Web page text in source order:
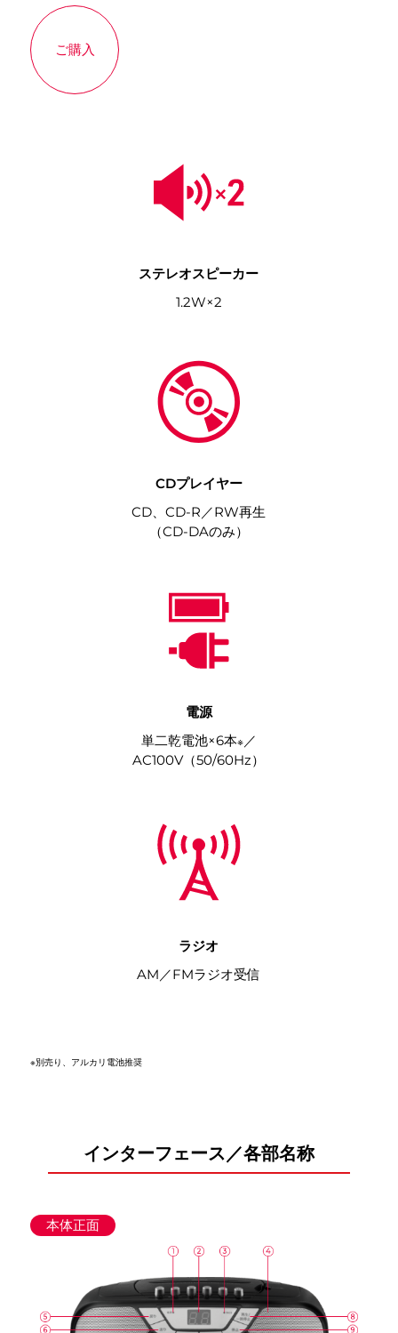
ご購入
ステレオスピーカー
1.2W×2
CDプレイヤー
CD、CD-R／RW再生
（CD-DAのみ）
電源
単二乾電池×6本※／
AC100V（50/60Hz）
ラジオ
AM／FMラジオ受信
※別売り、アルカリ電池推奨
インターフェース／各部名称
本体正面